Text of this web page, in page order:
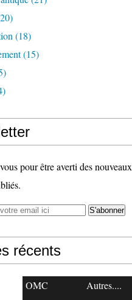
(18)
(15)
pour être averti des nouveaux
récents
OMC Autres....